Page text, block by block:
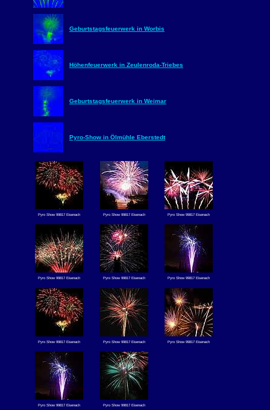
Geburtstagsfeuerwerk in Worbis
Höhenfeuerwerk in Zeulenroda-Triebes
Geburtstagsfeuerwerk in Weimar
Pyro-Show in Ölmühle Eberstedt
Pyro Show 99817 Eisenach Pyro Show 99817 Eisenach Pyro Show 99817 Eisenach
Pyro Show 99817 Eisenach Pyro Show 99817 Eisenach Pyro Show 99817 Eisenach
Pyro Show 99817 Eisenach Pyro Show 99817 Eisenach Pyro Show 99817 Eisenach
Pyro Show 99817 Eisenach Pyro Show 99817 Eisenach